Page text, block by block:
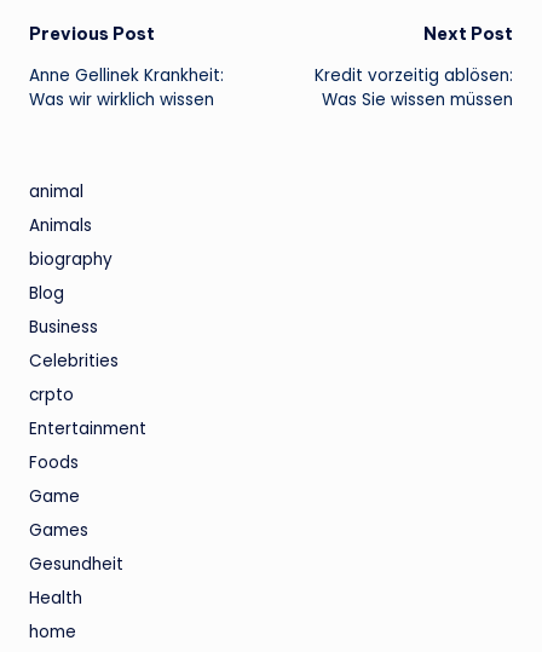
Post
navigation
Previous Post
Anne Gellinek Krankheit:
Was wir wirklich wissen
Next Post
Kredit vorzeitig ablösen:
Was Sie wissen müssen
animal
Animals
biography
Blog
Business
Celebrities
crpto
Entertainment
Foods
Game
Games
Gesundheit
Health
home